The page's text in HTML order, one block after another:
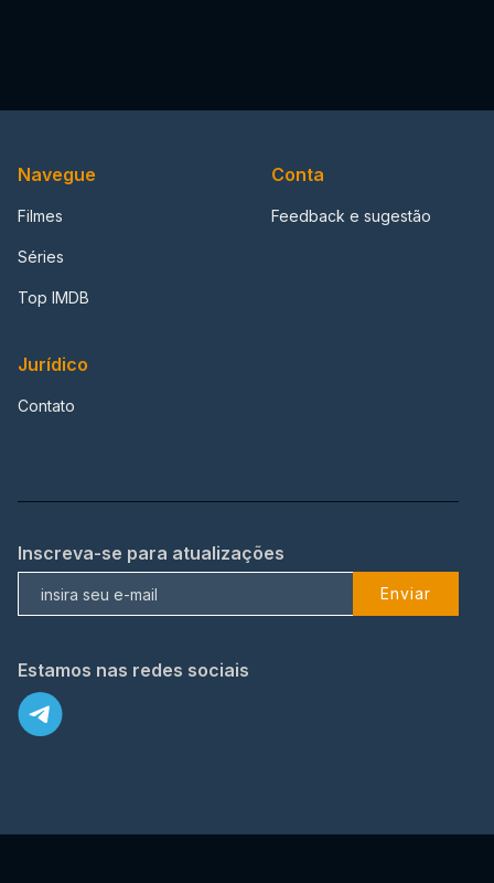
Navegue
Filmes
Séries
Top IMDB
Conta
Feedback e sugestão
Jurídico
Contato
Inscreva-se para atualizações
Enviar
Estamos nas redes sociais